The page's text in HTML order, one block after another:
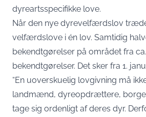
dyreartsspecifikke love.
Når den nye dyrevelfærdslov
velfærdslove i én lov. Samtidig
bekendtgørelser på området fra
bekendtgørelser. Det sker fra 1.
“En uoverskuelig lovgivning må
landmænd, dyreopdrættere,
tage sig ordenligt af deres dyr.